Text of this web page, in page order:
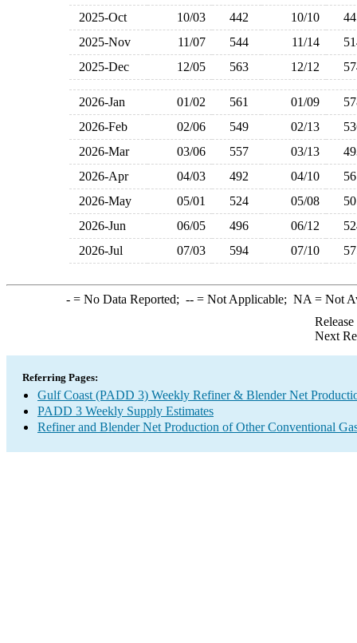
2025-Oct
10/03 442 10/10
2025-Nov
11/07 544 11/14
2025-Dec
12/05 563 12/12
2026-Jan 01/02 561 01/09
2026-Feb
02/06 549 02/13
2026-Mar
03/06 557 03/13
2026-Apr
04/03 492 04/10
2026-May
05/01 524 05/08
2026-Jun
06/05 496 06/12
2026-Jul
07/03 594 07/10
-= No Data Reported; --= Not Applicable; NA = Not
Next
Referring Pages:
Gulf Coast (PADD 3) Weekly Refiner & Blender Net
PADD 3 Weekly Supply Estimates
Refiner and Blender Net Production of Other Conventional